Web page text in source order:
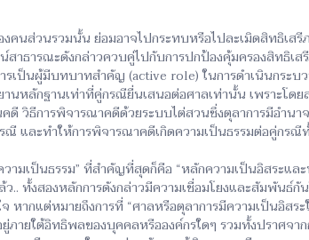
นส่วนรวมนั้น ย่อมอาจไปกระทบหรือไปละเมิดสิทธิเส
ธารณะดังกล่าวควบคู่ไปกับการปกป้องคุ้มครองสิทธิเส
เป็นผู้มีบทบาทสำคัญ (active role) ในการดำเนินกระ
นหลักฐานเท่าที่คู่กรณียื่นเสนอต่อศาลเท่านั้น เพราะโด
วิธีการพิจารณาคดีด้วยระบบไต่สวนซึ่งตุลาการมีอำน
และทำให้การพิจารณาคดีเกิดความเป็นธรรมต่อคู่กรณี
ป็นธรรม” ที่สำคัญที่สุดก็คือ “หลักความเป็นอิสระและ
ทั้งสองหลักการดังกล่าวมีความเชื่อมโยงและสัมพันธ์กั
ากแต่หมายถึงการที่ “ศาลหรือตุลาการมีความเป็นอิสร
ยใต้อิทธิพลของบุคคลหรือองค์กรใดๆ รวมทั้งปราศจาก